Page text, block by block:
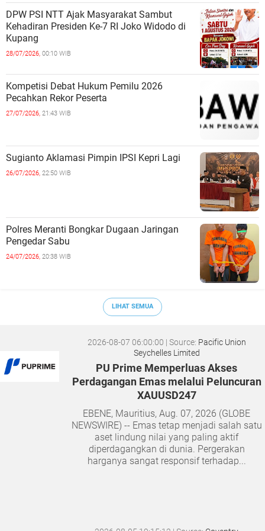
DPW PSI NTT Ajak Masyarakat Sambut
Kehadiran Presiden Ke-7 RI Joko Widodo di
Kupang
28/07/2026, 00:10 WIB
Kompetisi Debat Hukum Pemilu 2026
Pecahkan Rekor Peserta
27/07/2026, 21:43 WIB
Sugianto Aklamasi Pimpin IPSI Kepri Lagi
26/07/2026, 22:50 WIB
Polres Meranti Bongkar Dugaan Jaringan
Pengedar Sabu
24/07/2026, 20:38 WIB
LIHAT SEMUA
2026-08-07 06:00:00 | Source: Pacific Union
Seychelles Limited
PU Prime Memperluas Akses
Perdagangan Emas melalui Peluncuran
XAUUSD247
EBENE, Mauritius, Aug. 07, 2026 (GLOBE
NEWSWIRE) -- Emas tetap menjadi salah satu
aset lindung nilai yang paling aktif
diperdagangkan di dunia. Pergerakan
harganya sangat responsif terhadap...